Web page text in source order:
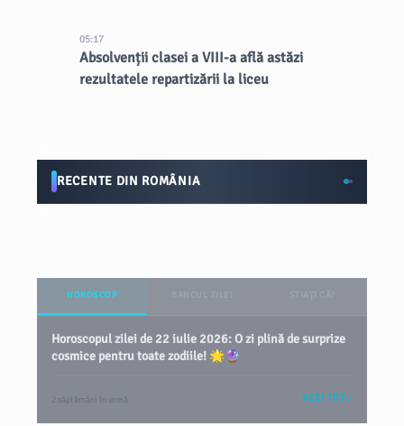
05:17
Absolvenții clasei a VIII-a află astăzi
rezultatele repartizării la liceu
RECENTE DIN ROMÂNIA
HOROSCOP
Horoscopul zilei de 22 iulie 2026: O zi plină de surprize
cosmice pentru toate zodiile! 🌟🔮
2 săptămâni în urmă VEZI TOT